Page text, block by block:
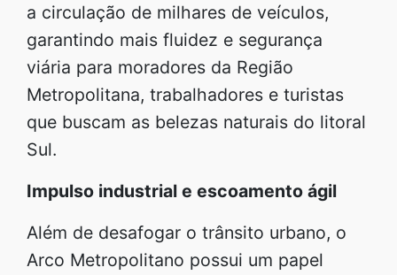
a circulação de milhares de veículos,
garantindo mais fluidez e segurança
viária para moradores da Região
Metropolitana, trabalhadores e turistas
que buscam as belezas naturais do litoral
Sul.
Impulso industrial e escoamento ágil
Além de desafogar o trânsito urbano, o
Arco Metropolitano possui um papel